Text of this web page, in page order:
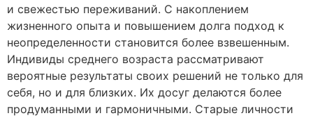
и свежестью переживаний. С накоплением
жизненного опыта и повышением долга подход к
неопределенности становится более взвешенным.
Индивиды среднего возраста рассматривают
вероятные результаты своих решений не только для
себя, но и для близких. Их досуг делаются более
продуманными и гармоничными. Старые личности